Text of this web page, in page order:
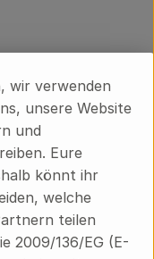
wir verwenden
unsere Website
und
Eure
könnt ihr
welche
teilen
2009/136/EG (E-